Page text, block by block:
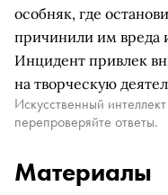
особняк, где
причинили им вреда
Инцидент привлек
на творческую
Искусственный
перепроверяйте ответы.
Материалы